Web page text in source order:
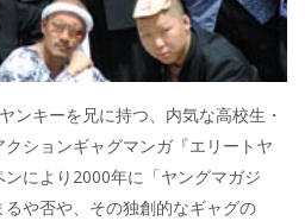
ンキーを兄に持つ、内気な高校生・
ションギャグマンガ『エリートヤ
により2000年に「ヤングマガジ
や否や、その独創的なギャグの